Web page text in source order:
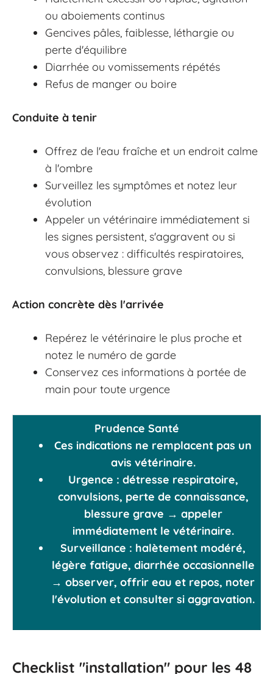
ou aboiements continus
Gencives pâles, faiblesse, léthargie ou
perte d'équilibre
Diarrhée ou vomissements répétés
Refus de manger ou boire
Conduite à tenir
Offrez de l'eau fraîche et un endroit calme
à l'ombre
Surveillez les symptômes et notez leur
évolution
Appeler un vétérinaire immédiatement si
les signes persistent, s'aggravent ou si
vous observez : difficultés respiratoires,
convulsions, blessure grave
Action concrète dès l'arrivée
Repérez le vétérinaire le plus proche et
notez le numéro de garde
Conservez ces informations à portée de
main pour toute urgence
Prudence Santé
Ces indications ne remplacent pas un
avis vétérinaire.
Urgence : détresse respiratoire,
convulsions, perte de connaissance,
blessure grave → appeler
immédiatement le vétérinaire.
Surveillance : halètement modéré,
légère fatigue, diarrhée occasionnelle
→ observer, offrir eau et repos, noter
l'évolution et consulter si aggravation.
Checklist "installation" pour les 48